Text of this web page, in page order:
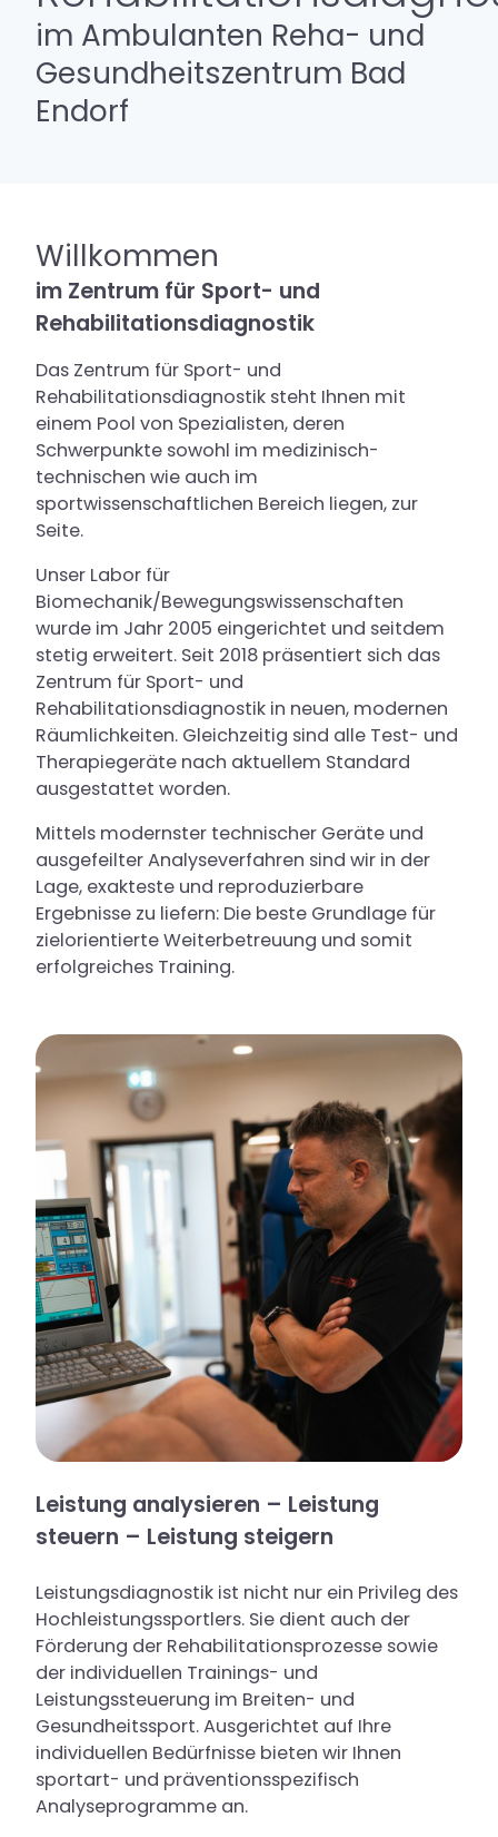
Sport Performance Center
Sportdiagnostische Tests
Preise & Anfrage
im Ambulanten Reha- und
Gesundheitszentrum Bad
Endorf
Willkommen
im Zentrum für Sport- und
Rehabilitationsdiagnostik
Das Zentrum für Sport- und
Rehabilitationsdiagnostik steht Ihnen mit
einem Pool von Spezialisten, deren
Schwerpunkte sowohl im medizinisch-
technischen wie auch im
sportwissenschaftlichen Bereich liegen, zur
Seite.
Unser Labor für
Biomechanik/Bewegungswissenschaften
wurde im Jahr 2005 eingerichtet und seitdem
stetig erweitert. Seit 2018 präsentiert sich das
Zentrum für Sport- und
Rehabilitationsdiagnostik in neuen, modernen
Räumlichkeiten. Gleichzeitig sind alle Test- und
Therapiegeräte nach aktuellem Standard
ausgestattet worden.
Mittels modernster technischer Geräte und
ausgefeilter Analyseverfahren sind wir in der
Lage, exakteste und reproduzierbare
Ergebnisse zu liefern: Die beste Grundlage für
zielorientierte Weiterbetreuung und somit
erfolgreiches Training.
Leistung analysieren – Leistung
steuern – Leistung steigern
Leistungsdiagnostik ist nicht nur ein Privileg des
Hochleistungssportlers. Sie dient auch der
Förderung der Rehabilitationsprozesse sowie
der individuellen Trainings- und
Leistungssteuerung im Breiten- und
Gesundheitssport. Ausgerichtet auf Ihre
individuellen Bedürfnisse bieten wir Ihnen
sportart- und präventionsspezifisch
Analyseprogramme an.